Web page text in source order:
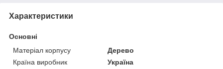
Характеристики
Основні
Матеріал корпусу
Дерево
Країна виробник
Україна